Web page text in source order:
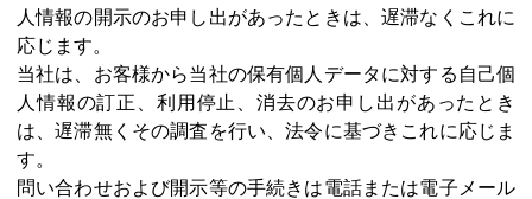
人情報の開示のお申し出があったときは、遅滞なくこれに
応じます。
当社は、お客様から当社の保有個人データに対する自己個
人情報の訂正、利用停止、消去のお申し出があったとき
は、遅滞無くその調査を行い、法令に基づきこれに応じま
す。
問い合わせおよび開示等の手続きは電話または電子メール